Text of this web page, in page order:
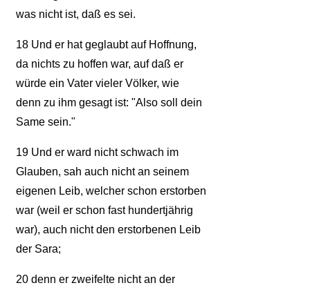
was nicht ist, daß es sei.
18Und er hat geglaubt auf Hoffnung,
da nichts zu hoffen war, auf daß er
würde ein Vater vieler Völker, wie
denn zu ihm gesagt ist: "Also soll dein
Same sein."
19Und er ward nicht schwach im
Glauben, sah auch nicht an seinem
eigenen Leib, welcher schon erstorben
war (weil er schon fast hundertjährig
war), auch nicht den erstorbenen Leib
der Sara;
20denn er zweifelte nicht an der